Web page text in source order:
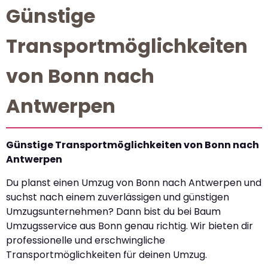
Günstige
Transportmöglichkeiten
von Bonn nach
Antwerpen
Günstige Transportmöglichkeiten von Bonn nach
Antwerpen
Du planst einen Umzug von Bonn nach Antwerpen und
suchst nach einem zuverlässigen und günstigen
Umzugsunternehmen? Dann bist du bei Baum
Umzugsservice aus Bonn genau richtig. Wir bieten dir
professionelle und erschwingliche
Transportmöglichkeiten für deinen Umzug.